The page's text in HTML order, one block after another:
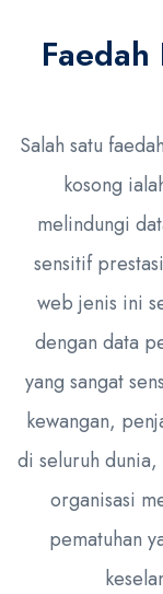
Faedah
Salah satu
kosong
melindungi
sensitif
web jenis ini
dengan data
yang sangat
kewangan,
di seluruh
organisasi
pematuhan